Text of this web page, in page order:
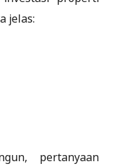
jelas:
pertanyaan